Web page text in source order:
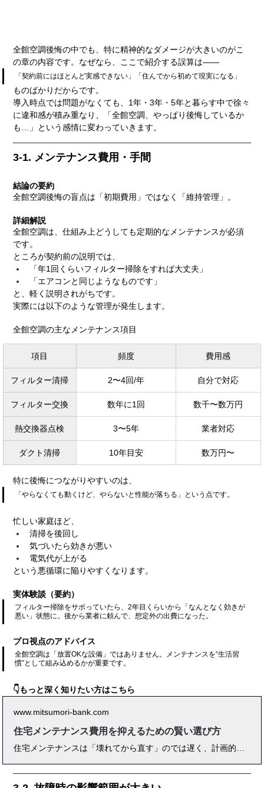
全館空調後悔の中でも、特に精神的なダメージが大きいのがこ
の章の内容です。なぜなら、ここで紹介する誤算は――
「契約前にはほとんど実感できない」「住んでから初めて現実になる」
ものばかりだからです。
導入時点では問題がなくても、1年・3年・5年と暮らす中で徐々
に違和感が積み重なり、「全館空調、やっぱり後悔しているか
も…」という感情に変わっていきます。
3-1. メンテナンス費用・手間
結論の要約
全館空調後悔の盲点は「初期費用」ではなく「維持管理」。
詳細解説
全館空調は、仕組み上どうしても定期的なメンテナンスが必須
です。
ところが契約前の説明では、
「年1回くらいフィルター掃除をすれば大丈夫」
「エアコンと同じようなものです」
と、軽く説明されがちです。
実際には以下のような管理が発生します。
全館空調の主なメンテナンス項目
項目 頻度 費用感
フィルター清掃 2〜4回/年 自分で対応
フィルター交換 数年に1回 数千〜数万円
熱交換器点検 3〜5年 業者対応
ダクト清掃 10年目安 数万円〜
特に後悔につながりやすいのは、
「やらなくても動くけど、やらないと性能が落ちる」という点です。
忙しい家庭ほど、
清掃を後回し
気づいたら効きが悪い
電気代が上がる
という悪循環に陥りやすくなります。
実体験談（要約）
フィルター掃除をサボっていたら、2年目くらいから「なんとなく効きが
悪い」状態に。後から業者に頼んで、想定外の出費になった。
プロ視点のアドバイス
全館空調は「放置OKな設備」ではありません。メンテナンスを“生活習
慣”として組み込めるかが重要です。
👇もっと深く知りたい方はこちら
www.mitsumori-bank.com
住宅メンテナンス費用を抑えるための賢い選び方